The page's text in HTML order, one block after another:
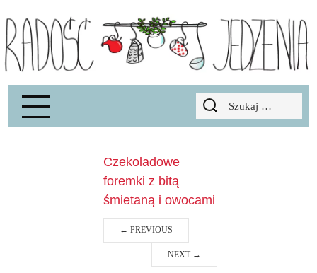
Radość Jedzenia – blog kulinarny
Szukaj:
Czekoladowe
foremki z bitą
śmietaną i owocami
← PREVIOUS
NEXT →